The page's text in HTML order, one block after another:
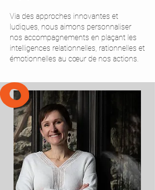
Via des approches innovantes et
ludiques, nous aimons personnaliser
nos accompagnements en plaçant les
intelligences relationnelles, rationnelles et
émotionnelles au cœur de nos actions.